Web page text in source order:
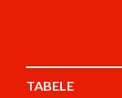
TABELE